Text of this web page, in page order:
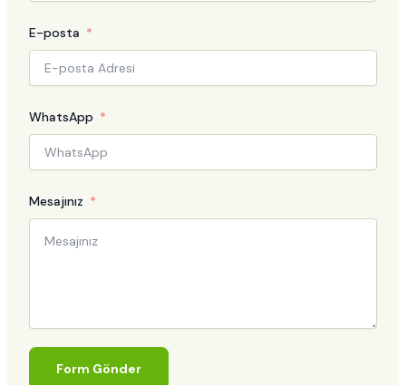
E-posta
WhatsApp
Mesajınız
Form Gönder